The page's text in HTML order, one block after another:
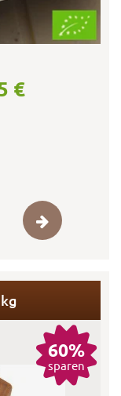
€
60%
sparen